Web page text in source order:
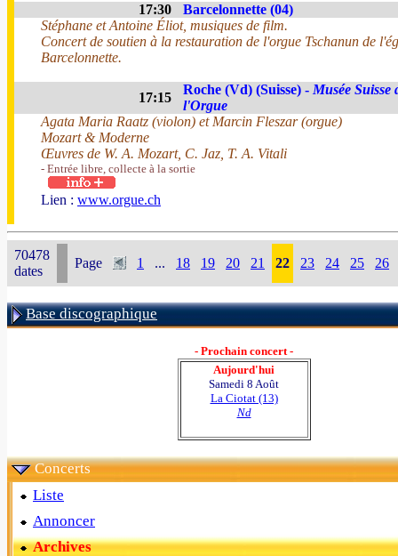
17:30
Barcelonnette (04)
Stéphane et Antoine Éliot, musiques de film.
Concert de soutien à la restauration de l'orgue Tschanun de
Barcelonnette.
17:15
Roche (Vd) (Suisse) - Musée Suisse
l'Orgue
Agata Maria Raatz (violon) et Marcin Fleszar (orgue)
Mozart & Moderne
Œuvres de W. A. Mozart, C. Jaz, T. A. Vitali
- Entrée libre, collecte à la sortie
Lien : www.orgue.ch
70478
dates
Page 1 ... 18 19 20 21 22 23 24 25 26
Base discographique
- Prochain concert -
Aujourd'hui
Samedi 8 Août
La Ciotat (13)
Nd
Concerts
Liste
Annoncer
Archives